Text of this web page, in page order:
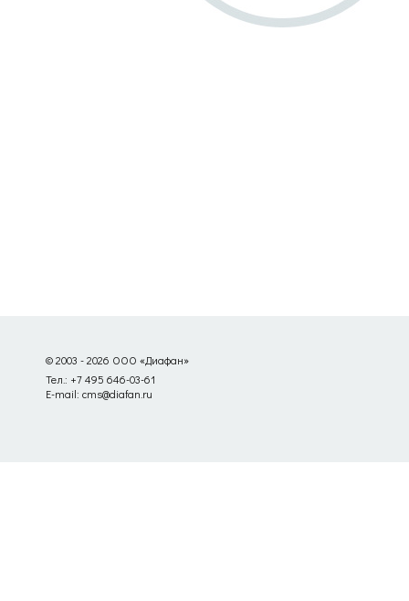
© 2003 - 2026 ООО «Диафан»
Тел.: +7 495 646-03-61
E-mail: cms@diafan.ru